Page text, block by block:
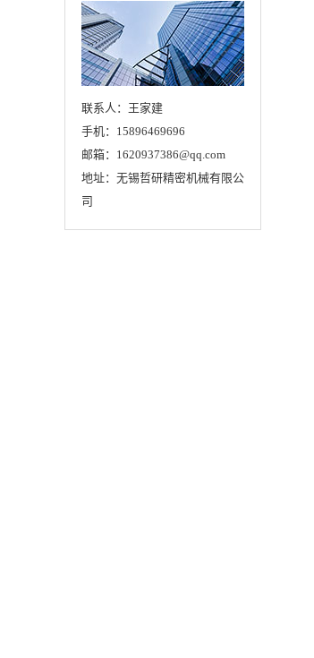
联系人：王家建
手机：15896469696
邮箱：1620937386@qq.com
地址：无锡哲研精密机械有限公
司